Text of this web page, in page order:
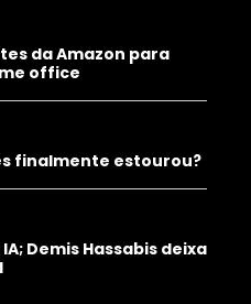
da Amazon para
office
finalmente estourou?
Demis Hassabis deixa